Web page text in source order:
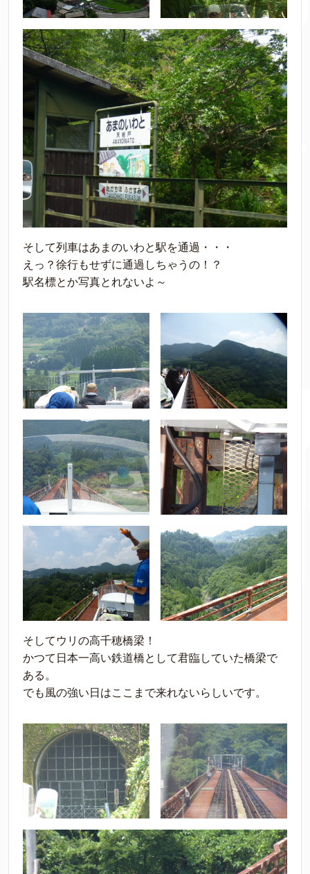
そして列車はあまのいわと駅を通過・・・
えっ？徐行もせずに通過しちゃうの！？
駅名標とか写真とれないよ～
そしてウリの高千穂橋梁！
かつて日本一高い鉄道橋として君臨していた橋梁で
ある。
でも風の強い日はここまで来れないらしいです。